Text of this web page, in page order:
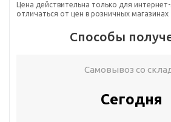
Цена действительна только для
отличаться от цен в розничных магазинах
Способы
Самовывоз со
Сегодня